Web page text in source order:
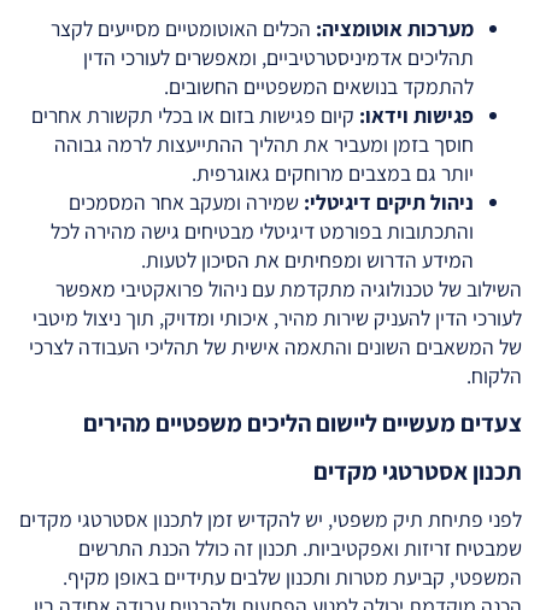
מערכות אוטומציה: הכלים האוטומטיים מסייעים לקצר
תהליכים אדמיניסטרטיביים, ומאפשרים לעורכי הדין
להתמקד בנושאים המשפטיים החשובים.
פגישות וידאו: קיום פגישות בזום או בכלי תקשורת אחרים
חוסך בזמן ומעביר את תהליך ההתייעצות לרמה גבוהה
יותר גם במצבים מרוחקים גאוגרפית.
ניהול תיקים דיגיטלי: שמירה ומעקב אחר המסמכים
והתכתובות בפורמט דיגיטלי מבטיחים גישה מהירה לכל
המידע הדרוש ומפחיתים את הסיכון לטעות.
השילוב של טכנולוגיה מתקדמת עם ניהול פרואקטיבי מאפשר
לעורכי הדין להעניק שירות מהיר, איכותי ומדויק, תוך ניצול מיטבי
של המשאבים השונים והתאמה אישית של תהליכי העבודה לצרכי
הלקוח.
צעדים מעשיים ליישום הליכים משפטיים מהירים
תכנון אסטרטגי מקדים
לפני פתיחת תיק משפטי, יש להקדיש זמן לתכנון אסטרטגי מקדים
שמבטיח זריזות ואפקטיביות. תכנון זה כולל הכנת התרשים
המשפטי, קביעת מטרות ותכנון שלבים עתידיים באופן מקיף.